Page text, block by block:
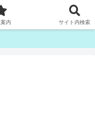
業直販部です
内 サイト内検索